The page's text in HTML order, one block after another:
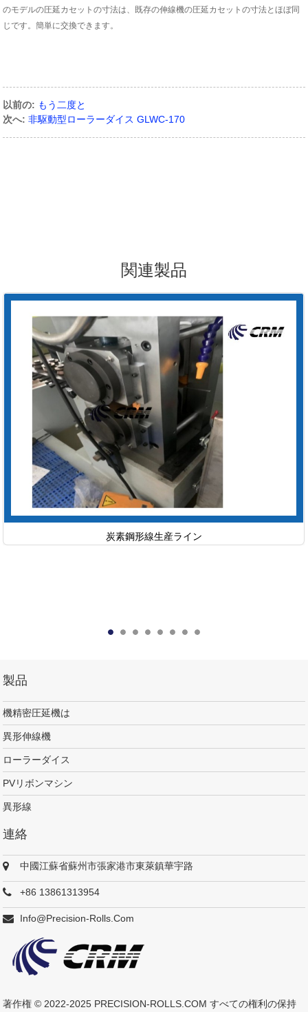
のモデルの圧延カセットの寸法は、既存の伸線機の圧延カセットの寸法とほぼ同
じです。簡単に交換できます。
以前の: もう二度と
次へ: 非駆動型ローラーダイス GLWC-170
関連製品
炭素鋼形線生産ライン
製品
機精密圧延機は
異形伸線機
ローラーダイス
PVリボンマシン
異形線
連絡
中國江蘇省蘇州市張家港市東萊鎮華宇路
+86 13861313954
Info@precision-Rolls.com
著作権 © 2022-2025 PRECISION-ROLLS.COM すべての権利の保持